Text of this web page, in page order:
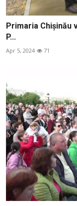
Primaria Chișinău
P...
Apr 5, 2024 71